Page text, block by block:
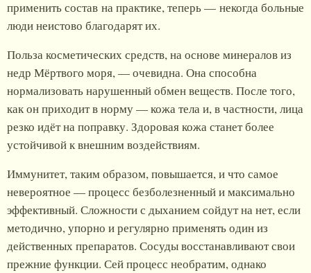
применить состав на практике, теперь — некогда больные
люди неистово благодарят их.
Польза косметических средств, на основе минералов из
недр Мёртвого моря, — очевидна. Она способна
нормализовать нарушенный обмен веществ. После того,
как он приходит в норму — кожа тела и, в частности, лица
резко идёт на поправку. Здоровая кожа станет более
устойчивой к внешним воздействиям.
Иммунитет, таким образом, повышается, и что самое
невероятное — процесс безболезненный и максимально
эффективный. Сложности с дыханием сойдут на нет, если
методично, упорно и регулярно применять один из
действенных препаратов. Сосуды восстанавливают свои
прежние функции. Сей процесс необратим, однако